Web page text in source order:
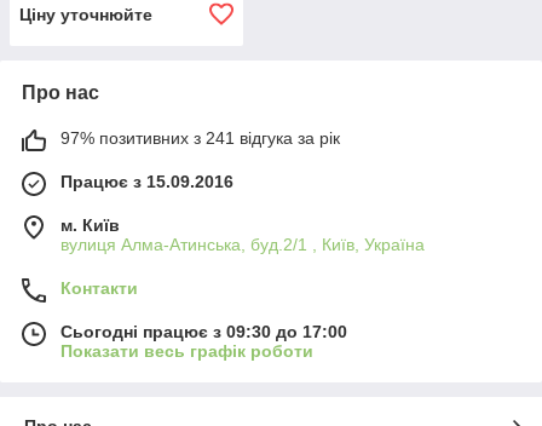
Ціну уточнюйте
Про нас
97% позитивних з 241 відгука за рік
Працює з 15.09.2016
м. Київ
вулиця Алма-Атинська, буд.2/1 , Київ, Україна
Контакти
Сьогодні працює з 09:30 до 17:00
Показати весь графік роботи